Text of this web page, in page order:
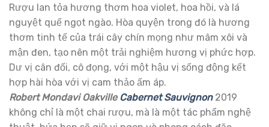
Rượu lan tỏa hương thơm hoa violet, hoa hồi, và lá
nguyệt quế ngọt ngào. Hòa quyện trong đó là hương
thơm tinh tế của trái cây chín mọng như mâm xôi và
mận đen, tạo nên một trải nghiệm hương vị phức hợp.
Dư vị cân đối, cô đọng, với một hậu vị sống động kết
hợp hài hòa với vị cam thảo ấm áp.
Robert Mondavi Oakville Cabernet Sauvignon2019
không chỉ là một chai rượu, mà là một tác phẩm nghệ